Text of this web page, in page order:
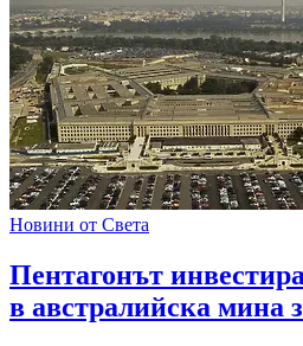
Новини от Света
Пентагонът
в австралийска мина